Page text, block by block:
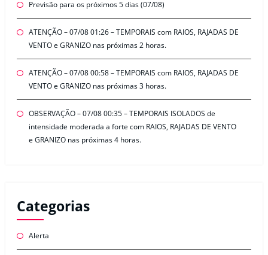
Previsão para os próximos 5 dias (07/08)
ATENÇÃO – 07/08 01:26 – TEMPORAIS com RAIOS, RAJADAS DE
VENTO e GRANIZO nas próximas 2 horas.
ATENÇÃO – 07/08 00:58 – TEMPORAIS com RAIOS, RAJADAS DE
VENTO e GRANIZO nas próximas 3 horas.
OBSERVAÇÃO – 07/08 00:35 – TEMPORAIS ISOLADOS de
intensidade moderada a forte com RAIOS, RAJADAS DE VENTO
e GRANIZO nas próximas 4 horas.
Categorias
Alerta